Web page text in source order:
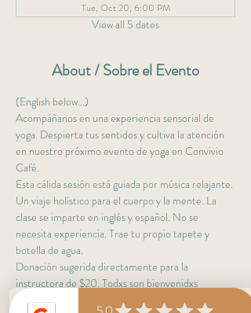
Tue, Oct 20, 6:00 PM
View all 5 dates
About / Sobre el Evento
(English below...)
Acompáñanos en una experiencia sensorial de
yoga. Despierta tus sentidos y cultiva la atención
en nuestro próximo evento de yoga en Convivio
Café.
Esta cálida sesión está guiada por música relajante.
Un viaje holístico para el cuerpo y la mente. La
clase se imparte en inglés y español. No se
necesita experiencia. Trae tu propio tapete y
botella de agua.
Donación sugerida directamente para la
instructora de $20. Todxs son bienvenidxs